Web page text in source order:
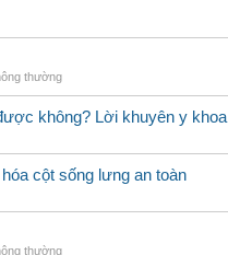
thường
không? Lời khuyên y khoa
cột sống lưng an toàn
thường